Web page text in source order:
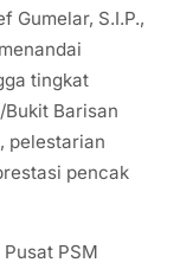
Gumelar, S.I.P.,
tingkat
Barisan
pelestarian
pencak
PSM